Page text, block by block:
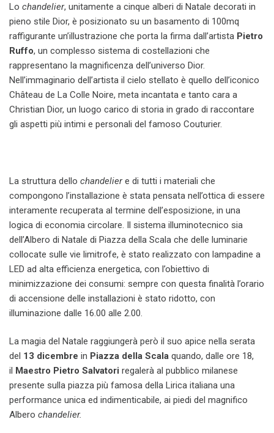
Lo chandelier, unitamente a cinque alberi di Natale decorati in
pieno stile Dior, è posizionato su un basamento di 100mq
raffigurante un’illustrazione che porta la firma dall’artista Pietro
Ruffo, un complesso sistema di costellazioni che
rappresentano la magnificenza dell’universo Dior.
Nell’immaginario dell’artista il cielo stellato è quello dell’iconico
Château de La Colle Noire, meta incantata e tanto cara a
Christian Dior, un luogo carico di storia in grado di raccontare
gli aspetti più intimi e personali del famoso Couturier.
La struttura dello chandeliere di tutti i materiali che
compongono l’installazione è stata pensata nell’ottica di essere
interamente recuperata al termine dell’esposizione, in una
logica di economia circolare. Il sistema illuminotecnico sia
dell’Albero di Natale di Piazza della Scala che delle luminarie
collocate sulle vie limitrofe, è stato realizzato con lampadine a
LED ad alta efficienza energetica, con l’obiettivo di
minimizzazione dei consumi: sempre con questa finalità l’orario
di accensione delle installazioni è stato ridotto, con
illuminazione dalle 16.00 alle 2.00.
La magia del Natale raggiungerà però il suo apice nella serata
del 13 dicembre in Piazza della Scala quando, dalle ore 18,
il Maestro Pietro Salvatori regalerà al pubblico milanese
presente sulla piazza più famosa della Lirica italiana una
performance unica ed indimenticabile, ai piedi del magnifico
Albero chandelier.